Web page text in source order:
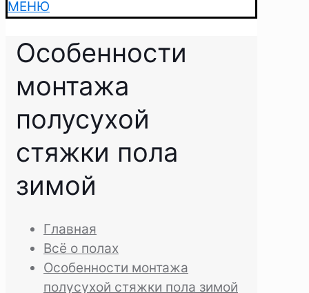
МЕНЮ
Особенности
монтажа
полусухой
стяжки пола
зимой
Главная
Всё о полах
Особенности монтажа
полусухой стяжки пола зимой